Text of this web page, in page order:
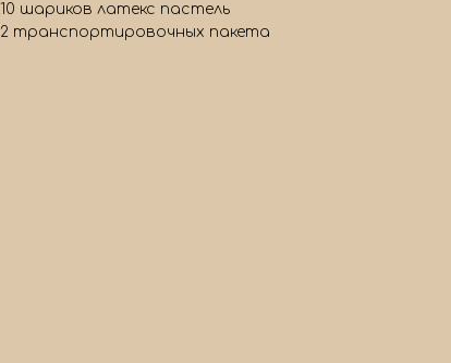
10 шариков латекс пастель
2 транспортировочных пакета